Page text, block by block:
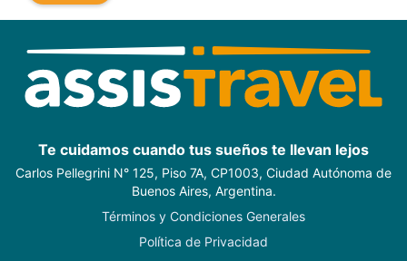
Te cuidamos cuando tus sueños te llevan lejos
Carlos Pellegrini N° 125, Piso 7A, CP1003, Ciudad Autónoma de
Buenos Aires, Argentina.
Términos y Condiciones Generales
Política de Privacidad